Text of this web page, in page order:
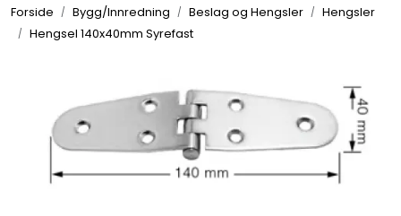
Forside Bygg/Innredning Beslag og Hengsler
Hengsler
Hengsel 140x40mm Syrefast
Elektrisk
Komfort
VVS